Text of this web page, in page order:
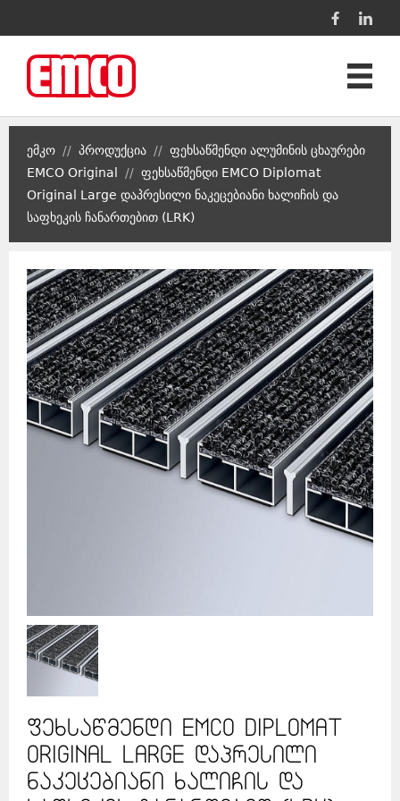
ემკო // პროდუქცია // ფეხსაწმენდი ალუმინის ცხაურები
EMCO Original
// ფეხსაწმენდი EMCO Diplomat
Original Large დაპრესილი ნაკეცებიანი ხალიჩის და
საფხეკის ჩანართებით (LRK)
ფეხსაწმენდი EMCO Diplomat
Original Large დაპრესილი
ნაკეცებიანი ხალიჩის და
პროექტები
კონტაქტი